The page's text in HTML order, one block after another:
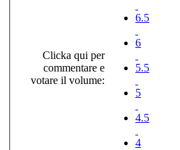
Clicka qui per
commentare e
votare il volume:
6.5
6
5.5
5
4.5
4